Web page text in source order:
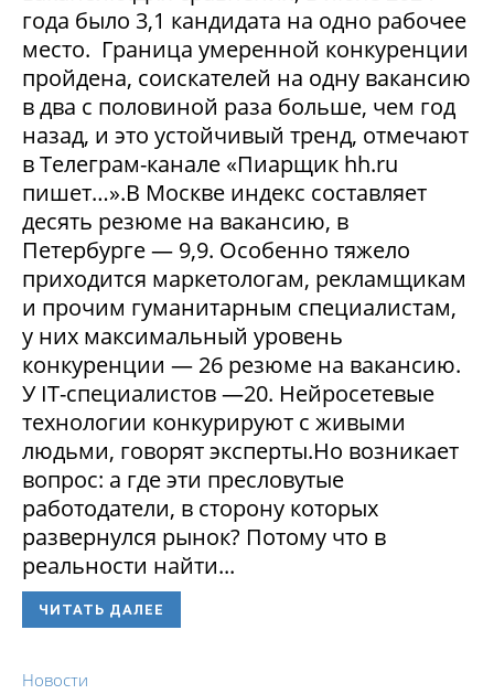
года было 3,1 кандидата на одно рабочее
место. Граница умеренной конкуренции
пройдена, соискателей на одну вакансию
в два с половиной раза больше, чем год
назад, и это устойчивый тренд, отмечают
в Телеграм-канале «Пиарщик hh.ru
пишет…».В Москве индекс составляет
десять резюме на вакансию, в
Петербурге — 9,9. Особенно тяжело
приходится маркетологам, рекламщикам
и прочим гуманитарным специалистам,
у них максимальный уровень
конкуренции — 26 резюме на вакансию.
У IT-специалистов —20. Нейросетевые
технологии конкурируют с живыми
людьми, говорят эксперты.Но возникает
вопрос: а где эти пресловутые
работодатели, в сторону которых
развернулся рынок? Потому что в
реальности найти...
ЧИТАТЬ ДАЛЕЕ
Новости